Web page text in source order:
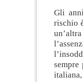
Gli
rischio
italiana,